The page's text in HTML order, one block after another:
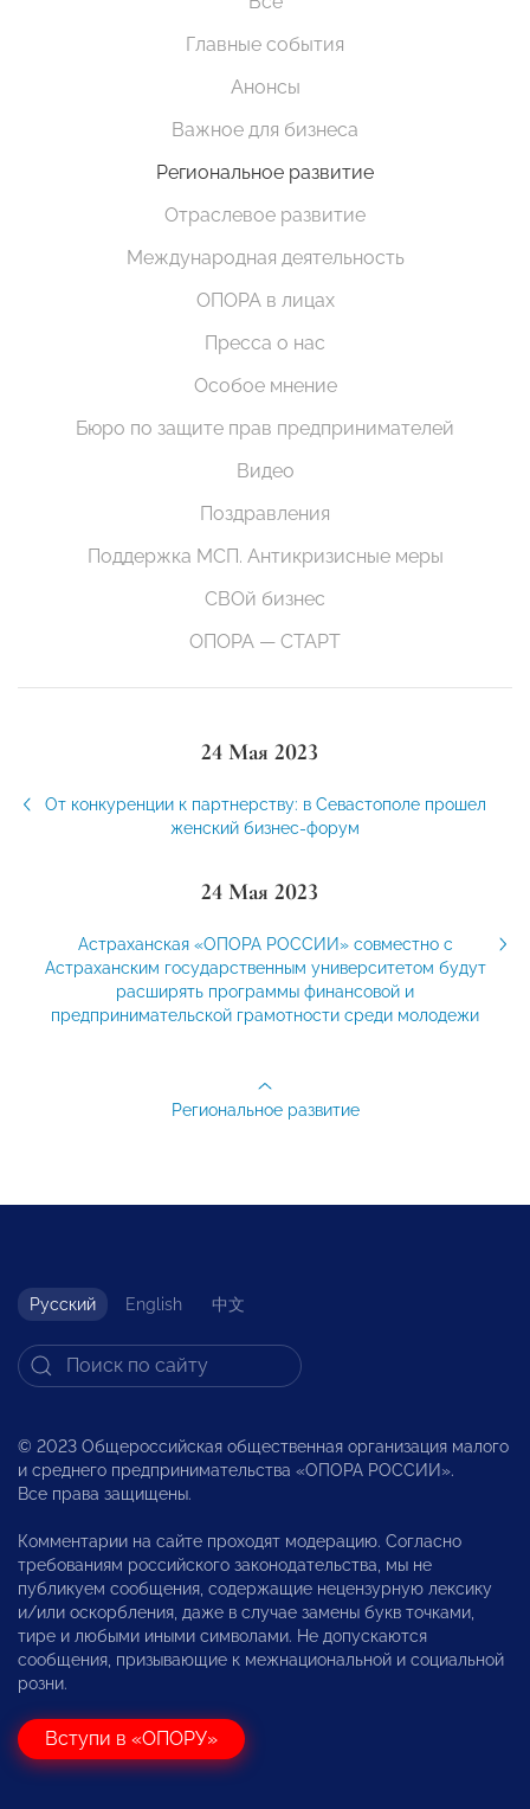
Главные события
Анонсы
Важное для бизнеса
Региональное развитие
Отраслевое развитие
Международная деятельность
ОПОРА в лицах
Пресса о нас
Особое мнение
Бюро по защите прав предпринимателей
Видео
Поздравления
Поддержка МСП. Антикризисные меры
СВОй бизнес
ОПОРА — СТАРТ
24 Мая 2023
От конкуренции к партнерству: в Севастополе прошел
женский бизнес-форум
24 Мая 2023
Астраханская «ОПОРА РОССИИ» совместно с
Астраханским государственным университетом будут
расширять программы финансовой и
предпринимательской грамотности среди молодежи
Региональное развитие
Русский English 中文
© 2023 Общероссийская общественная организация малого
и среднего предпринимательства «ОПОРА РОССИИ».
Все права защищены.
Комментарии на сайте проходят модерацию. Согласно
требованиям российского законодательства, мы не
публикуем сообщения, содержащие нецензурную лексику
и/или оскорбления, даже в случае замены букв точками,
тире и любыми иными символами. Не допускаются
сообщения, призывающие к межнациональной и социальной
розни.
Вступи в «ОПОРУ»